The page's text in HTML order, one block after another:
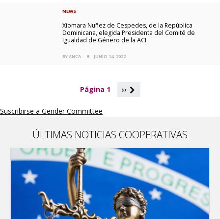
NEWS
Xiomara Nuñez de Cespedes, de la República
Dominicana, elegida Presidenta del Comité de
Igualdad de Género de la ACI
BY ANCA JUNIO 14, 2022
i
Página 1 ››
Suscribirse a Gender Committee
ÚLTIMAS NOTICIAS COOPERATIVAS